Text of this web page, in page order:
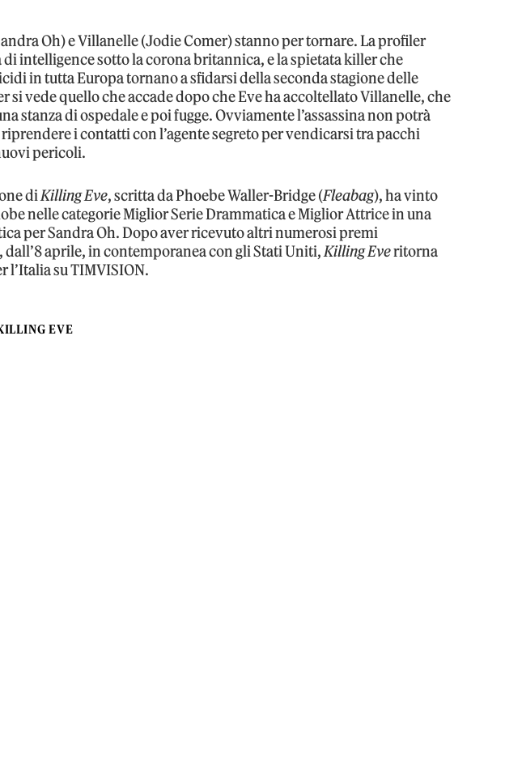
Oh) e Villanelle (Jodie Comer) stanno per tornare. La profiler
di intelligence sotto la corona britannica, e la spietata killer che
in tutta Europa tornano a sfidarsi della seconda stagione delle
si vede quello che accade dopo che Eve ha accoltellato Villanelle, che
stanza di ospedale e poi fugge. Ovviamente l’assassina non potrà
i contatti con l’agente segreto per vendicarsi tra pacchi
pericoli.
diKilling Eve, scritta da Phoebe Waller-Bridge (Fleabag), ha vinto
nelle categorie Miglior Serie Drammatica e Miglior Attrice in una
per Sandra Oh. Dopo aver ricevuto altri numerosi premi
aprile, in contemporanea con gli Stati Uniti,Killing Everitorna
l’Italia su TIMVISION.
EVE